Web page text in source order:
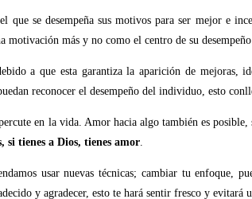
que se desempeña sus motivos para ser mejor e
motivación más y no como el centro de su
a que esta garantiza la aparición de mejoras,
reconocer el desempeño del individuo, esto
en la vida. Amor hacia algo también es
si tienes a Dios, tienes amor.
usar nuevas técnicas; cambiar tu enfoque,
y agradecer, esto te hará sentir fresco y evitará